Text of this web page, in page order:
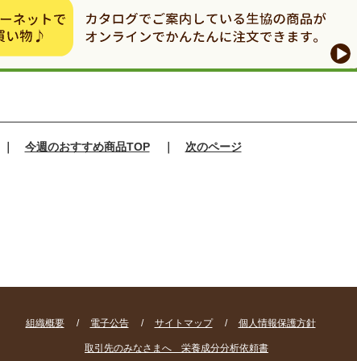
｜ 今週のおすすめ商品TOP ｜ 次のページ
組織概要 / 電子公告 / サイトマップ / 個人情報保護方針
取引先のみなさまへ 栄養成分分析依頼書